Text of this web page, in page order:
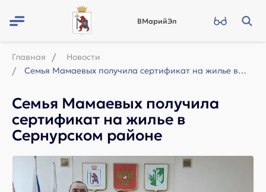
ВМарийЭл
Главная
Новости
Семья Мамаевых получила сертификат на жилье в Сернурском районе
Семья Мамаевых получила
сертификат на жилье в
Сернурском районе